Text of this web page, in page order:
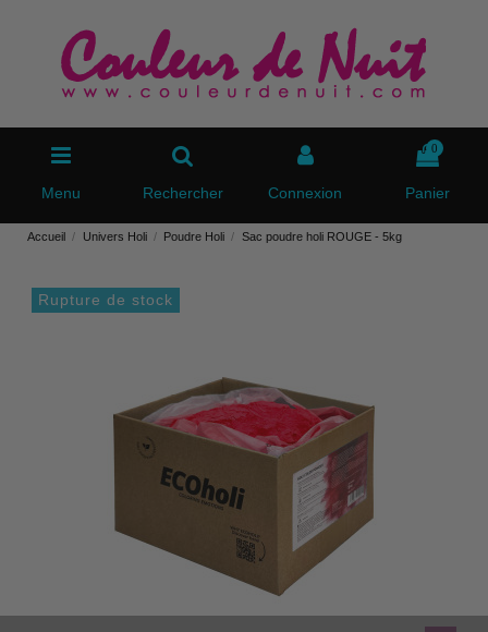
Menu Rechercher Connexion
0
Panier
Accueil Univers Holi Poudre Holi Sac poudre holi ROUGE - 5kg
Rupture de stock